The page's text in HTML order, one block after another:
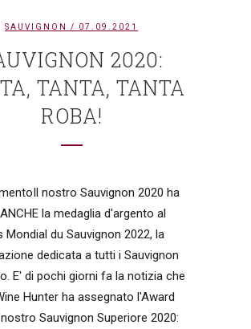
SAUVIGNON / 07.09.2021
2020:
TANTA, TANTA
ROBA!
nostro Sauvignon 2020 ha
la medaglia d'argento al
Mondial du Sauvignon 2022, la
dedicata a tutti i Sauvignon
E' di pochi giorni fa la notizia che
Hunter ha assegnato l'Award
Sauvignon Superiore 2020: